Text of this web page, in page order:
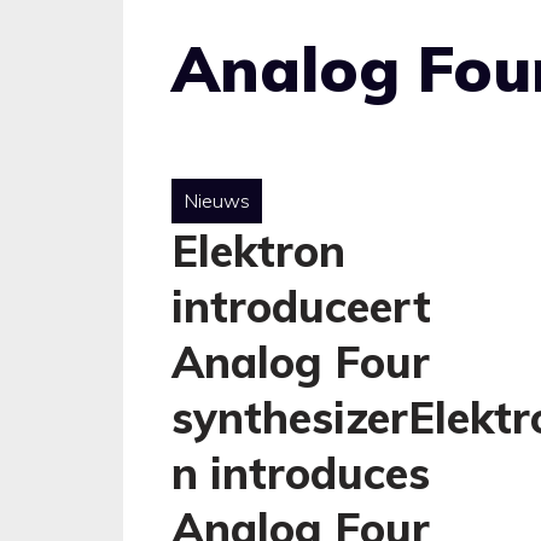
Analog
Nieuws
Elektron
introduceert
Analog Four
n introduces
Analog Four